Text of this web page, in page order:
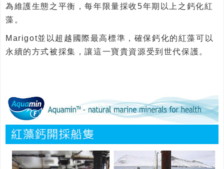
為維護生態之平衡，每年限量採收5年期以上之鈣化紅
藻。
Marigot並以超越國際最高標準，確保鈣化的紅藻可以
永續的方式被採集，讓這一寶貴資源受到世代保護。